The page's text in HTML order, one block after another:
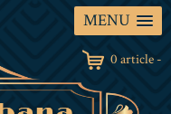
MENU
0 article -